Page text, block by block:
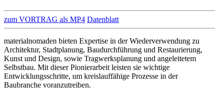
zum VORTRAG als MP4 Datenblatt
materialnomaden bieten Expertise in der Wiederverwendung zu
Architektur, Stadtplanung, Baudurchführung und Restaurierung,
Kunst und Design, sowie Tragwerksplanung und angeleitetem
Selbstbau. Mit dieser Pionierarbeit leisten sie wichtige
Entwicklungsschritte, um kreislauffähige Prozesse in der
Baubranche voranzutreiben.